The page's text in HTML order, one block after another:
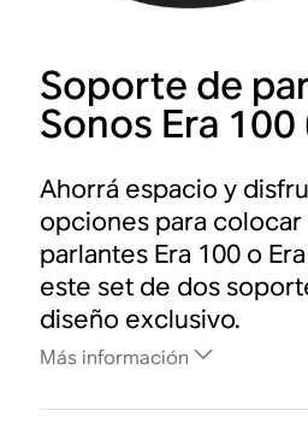
Soporte de
Sonos Era 100
Ahorrá espacio y
opciones para colocar
parlantes Era 100 o
este set de dos
diseño exclusivo.
Más información